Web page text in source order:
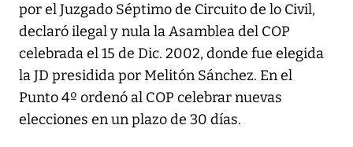
por el Juzgado Séptimo de Circuito de lo Civil,
declaró ilegal y nula la Asamblea del COP
celebrada el 15 de Dic. 2002, donde fue elegida
la JD presidida por Melitón Sánchez. En el
Punto 4º ordenó al COP celebrar nuevas
elecciones en un plazo de 30 días.